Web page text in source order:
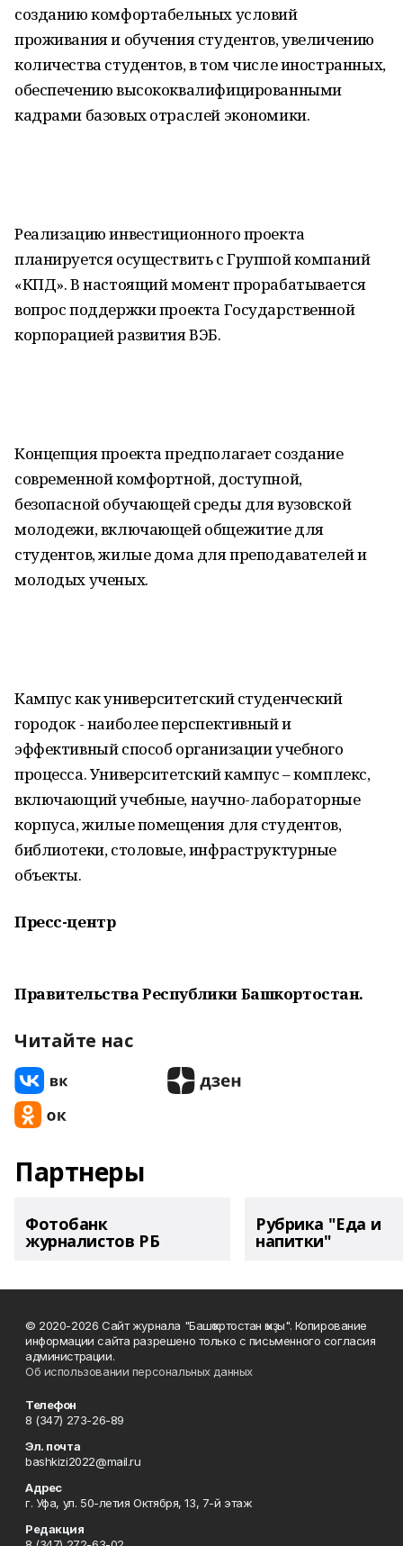
созданию комфортабельных условий
проживания и обучения студентов, увеличению
количества студентов, в том числе иностранных,
обеспечению высококвалифицированными
кадрами базовых отраслей экономики.
Реализацию инвестиционного проекта
планируется осуществить с Группой компаний
«КПД». В настоящий момент прорабатывается
вопрос поддержки проекта Государственной
корпорацией развития ВЭБ.
Концепция проекта предполагает создание
современной комфортной, доступной,
безопасной обучающей среды для вузовской
молодежи, включающей общежитие для
студентов, жилые дома для преподавателей и
молодых ученых.
Кампус как университетский студенческий
городок - наиболее перспективный и
эффективный способ организации учебного
процесса. Университетский кампус – комплекс,
включающий учебные, научно-лабораторные
корпуса, жилые помещения для студентов,
библиотеки, столовые, инфраструктурные
объекты.
Пресс-центр
Правительства Республики Башкортостан.
Читайте нас
Партнеры
Фотобанк
журналистов РБ
Рубрика "Еда и
напитки"
© 2020-2026 Сайт журнала "Башҡортостан ҡыҙы". Копирование
информации сайта разрешено только с письменного согласия
администрации.
Об использовании персональных данных
Телефон
8 (347) 273-26-89
Эл. почта
bashkizi2022@mail.ru
Адрес
г. Уфа, ул. 50-летия Октября, 13, 7-й этаж
Редакция